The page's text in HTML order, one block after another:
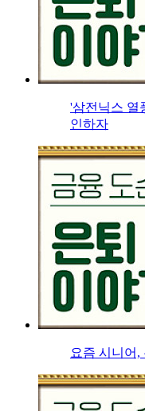
'삼전닉스 열
인하자
요즘 시니어,